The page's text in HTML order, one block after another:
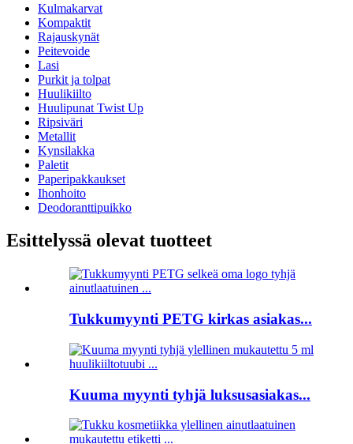
Kulmakarvat
Kompaktit
Rajauskynät
Peitevoide
Lasi
Purkit ja tolpat
Huulikiilto
Huulipunat Twist Up
Ripsiväri
Metallit
Kynsilakka
Paletit
Paperipakkaukset
Ihonhoito
Deodoranttipuikko
Esittelyssä olevat tuotteet
Tukkumyynti PETG kirkas asiakas...
Kuuma myynti tyhjä luksusasiakas...